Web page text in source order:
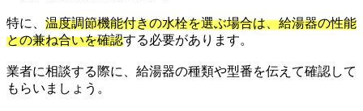
特に、 温度調節機能付きの水栓を選ぶ場合は、給湯器の性能
との兼ね合いを確認する必要があります。
業者に相談する際に、給湯器の種類や型番を伝えて確認して
もらいましょう。